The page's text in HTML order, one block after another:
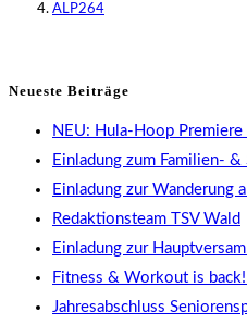
ALP264
Neueste Beiträge
NEU: Hula-Hoop Premiere
Einladung zum Familien-
Einladung zur Wanderung
Redaktionsteam TSV Wald
Einladung zur
Fitness & Workout is
Jahresabschluss